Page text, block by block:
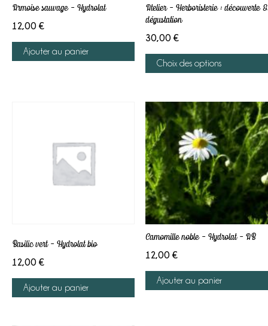
Armoise sauvage – Hydrolat
12,00 €
Ajouter au panier
Atelier – Herboristerie : découverte &
dégustation
30,00 €
Choix des options
Basilic vert – Hydrolat bio
12,00 €
Ajouter au panier
Camomille noble – Hydrolat – AB
12,00 €
Ajouter au panier